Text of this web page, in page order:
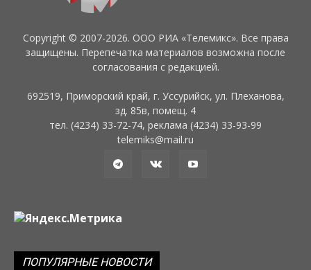
Copyright © 2007-2026. ООО РИА «Телемикс». Все права
защищены. Перепечатка материалов возможна после
согласования с редакцией.
692519, Приморский край, г. Уссурийск, ул. Плеханова,
зд. 85в, помещ. 4
тел. (4234) 33-72-74, реклама (4234) 33-93-99
telemiks@mail.ru
ПОПУЛЯРНЫЕ НОВОСТИ